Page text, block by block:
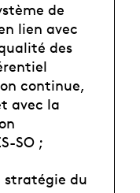
de
lien avec
des
continue,
avec la
SO ;
stratégie du